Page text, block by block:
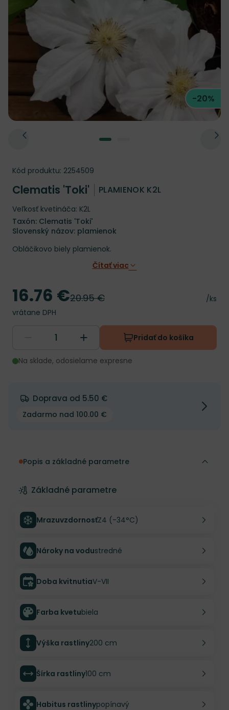
-20%
Kód produktu: 2254509
Clematis 'Toki' PLAMIENOK K2L
Veľkosť kvetináča: K2L
Taxón: Clematis 'Toki'
Slovenský názov: plamienok
Obláčikovo biely plamienok.
Čítať viac
Pôvodná cena
20.95 € Cena
/ks
Cena
16.76 €
vrátane DPH
Pridať do košíka
Na sklade, odosielame expresne
Doprava od 5.50 €
Zadarmo nad 100.00 €
Popis a základné parametre
Základné parametre
MrazuvzdornosťZ4 (-34°C)
Nároky na vodustredné
Doba kvitnutiaV-VII
Farba kvetubiela
Výška rastliny200 cm
Šírka rastliny100 cm
Habitus rastlinypopínavý